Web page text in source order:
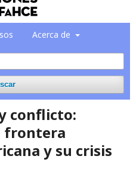
Acerca de
conflicto:
frontera
y su crisis